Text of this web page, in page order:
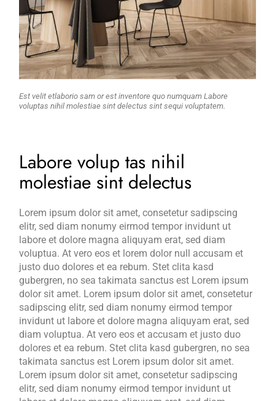
Est velit etlaborio sam or est inventore quo numquam Labore
voluptas nihil molestiae sint delectus sint sequi voluptatem.
Labore volup tas nihil
molestiae sint delectus
Lorem ipsum dolor sit amet, consetetur sadipscing
elitr, sed diam nonumy eirmod tempor invidunt ut
labore et dolore magna aliquyam erat, sed diam
voluptua. At vero eos et lorem dolor null accusam et
justo duo dolores et ea rebum. Stet clita kasd
gubergren, no sea takimata sanctus est Lorem ipsum
dolor sit amet. Lorem ipsum dolor sit amet, consetetur
sadipscing elitr, sed diam nonumy eirmod tempor
invidunt ut labore et dolore magna aliquyam erat, sed
diam voluptua. At vero eos et accusam et justo duo
dolores et ea rebum. Stet clita kasd gubergren, no sea
takimata sanctus est Lorem ipsum dolor sit amet.
Lorem ipsum dolor sit amet, consetetur sadipscing
elitr, sed diam nonumy eirmod tempor invidunt ut